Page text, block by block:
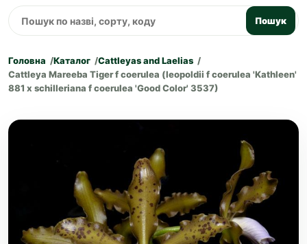
Пошук
Головна Каталог
Cattleyas and Laelias
Cattleya Mareeba Tiger f coerulea (leopoldii f coerulea 'Kathleen'
881 x schilleriana f coerulea 'Good Color' 3537)